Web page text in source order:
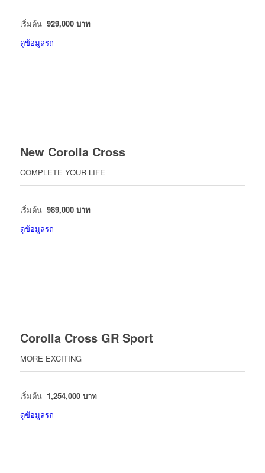
เริ่มต้น 929,000 บาท
ดูข้อมูลรถ
New Corolla Cross
COMPLETE YOUR LIFE
เริ่มต้น 989,000 บาท
ดูข้อมูลรถ
Corolla Cross GR Sport
MORE EXCITING
เริ่มต้น 1,254,000 บาท
ดูข้อมูลรถ